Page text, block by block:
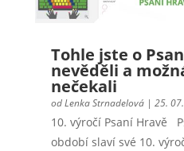
Tohle jste o
nevěděli a
nečekali
odLenka Strnadelová| 25.
10. výročí Psaní Hravě
období slaví své 10.